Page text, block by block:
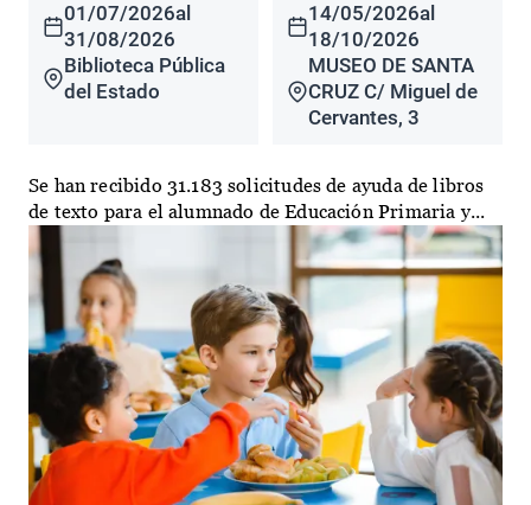
01/07/2026al
31/08/2026
Biblioteca Pública
del Estado
14/05/2026al
18/10/2026
MUSEO DE SANTA
CRUZ C/ Miguel de
Cervantes, 3
Se han recibido 31.183 solicitudes de ayuda de libros
de texto para el alumnado de Educación Primaria y...